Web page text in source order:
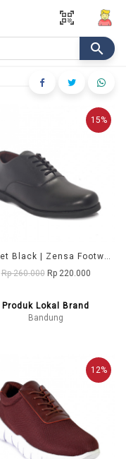
qr_code_scanner
search
15%
Scarlet Black | Zensa Footwear Sepatu Formal Pria Pantofel Shoes
Rp 260.000 Rp 220.000
Produk Lokal Brand
Bandung
12%